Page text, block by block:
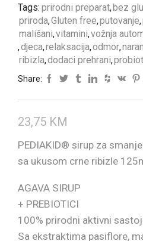
Tags: prirodni preparat,bez
priroda,Gluten free,putovanje,
mališani,vitamini,vožnja
,djeca,relaksacija,odmor,
ribizla,dodaci prehrani,
Share:
23,75 KM
PEDIAKID® sirup za
sa ukusom crne ribizle
AGAVA SIRUP
+ PREBIOTICI
100% prirodni aktivni
Sa ekstraktima pasiflore,